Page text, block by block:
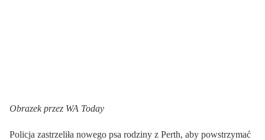
Obrazek przez WA Today
Policja zastrzeliła nowego psa rodziny z Perth, aby powstrzymać